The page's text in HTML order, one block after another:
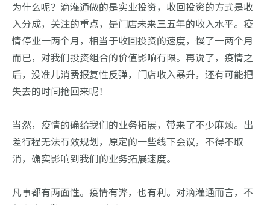
为什么呢？滴灌通做的是实业投资，收回投资的方式是收
入分成，关注的重点，是门店未来三五年的收入水平。疫
情停业一两个月，相当于收回投资的速度，慢了一两个月
而已，对我们投资组合的价值影响有限。再说了，疫情之
后，没准儿消费报复性反弹，门店收入暴升，还有可能把
失去的时间抢回来呢！
当然，疫情的确给我们的业务拓展，带来了不少麻烦。出
差行程无法有效规划，原定的一些线下会议，不得不取
消，确实影响到我们的业务拓展速度。
凡事都有两面性。疫情有弊，也有利。对滴灌通而言，不